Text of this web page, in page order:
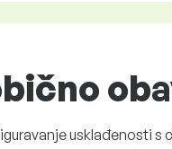
usklađenosti s